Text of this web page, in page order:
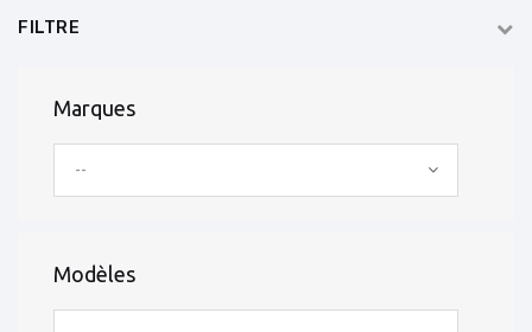
FILTRE
Marques
--
Modèles